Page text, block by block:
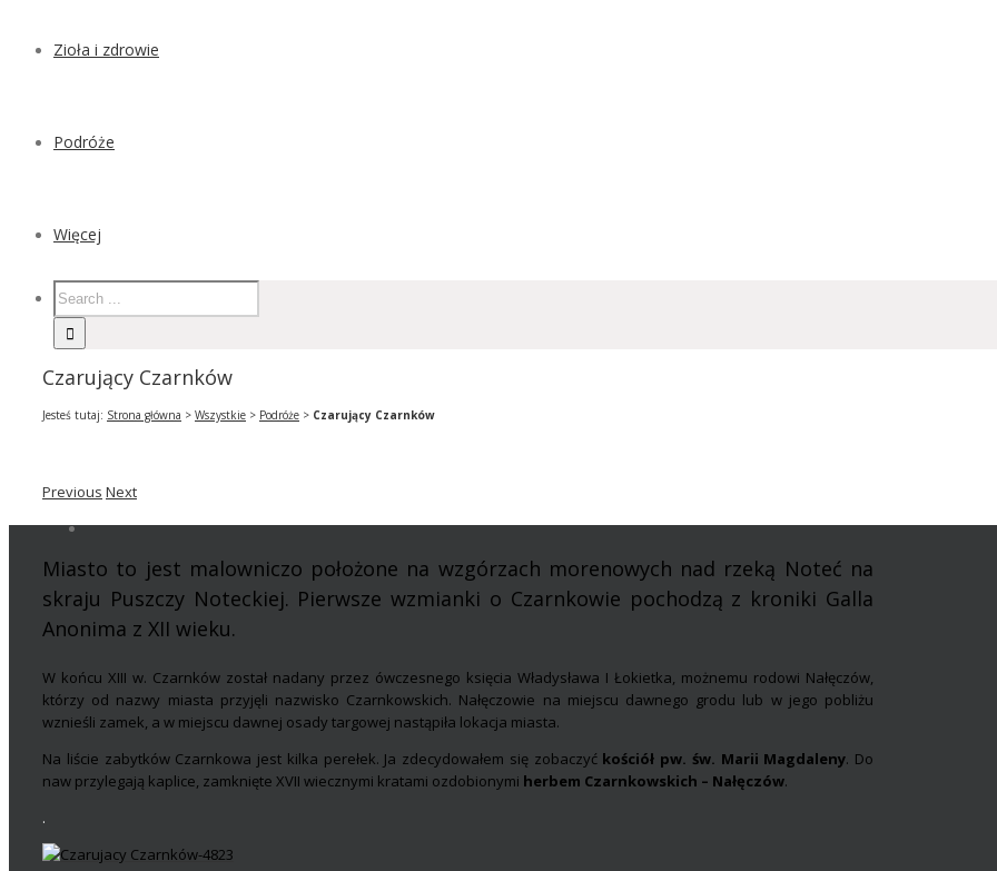
Zioła i zdrowie
Podróże
Więcej
Czarujący Czarnków
Jesteś tutaj: Strona główna > Wszystkie > Podróże > Czarujący Czarnków
Previous Next
Miasto to jest malowniczo położone na wzgórzach morenowych nad rzeką Noteć na
skraju Puszczy Noteckiej. Pierwsze wzmianki o Czarnkowie pochodzą z kroniki Galla
Anonima z XII wieku.
W końcu XIII w. Czarnków został nadany przez ówczesnego księcia Władysława I Łokietka, możnemu rodowi Nałęczów,
którzy od nazwy miasta przyjęli nazwisko Czarnkowskich. Nałęczowie na miejscu dawnego grodu lub w jego pobliżu
wznieśli zamek, a w miejscu dawnej osady targowej nastąpiła lokacja miasta.
Na liście zabytków Czarnkowa jest kilka perełek. Ja zdecydowałem się zobaczyć kościół pw. św. Marii Magdaleny. Do
naw przylegają kaplice, zamknięte XVII wiecznymi kratami ozdobionymi herbem Czarnkowskich – Nałęczów.
.